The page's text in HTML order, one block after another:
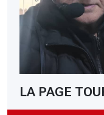
LA PAGE